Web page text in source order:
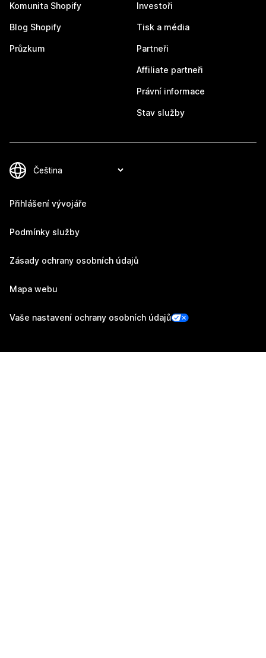
Komunita Shopify
Blog Shopify
Průzkum
Investoři
Tisk a média
Partneři
Affiliate partneři
Právní informace
Stav služby
Přihlášení vývojáře
Podmínky služby
Zásady ochrany osobních údajů
Mapa webu
Vaše nastavení ochrany osobních údajů